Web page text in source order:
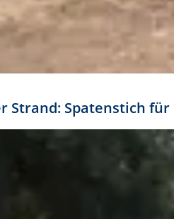
Strand: Spatenstich